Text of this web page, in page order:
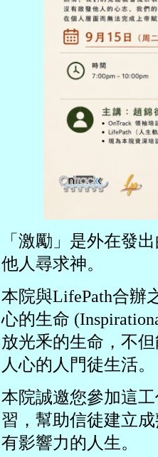
「激勵」是外在發
他人尋求神。
本院與LifePath合辦
心的生命
放光釆的生命，不
人心的人門徒生活。
本院誠邀您參加這
習，幫助信徒建立
有影響力的人生。